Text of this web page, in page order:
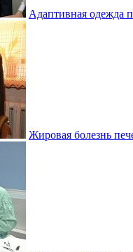
Адаптивная одежда
Жировая болезнь